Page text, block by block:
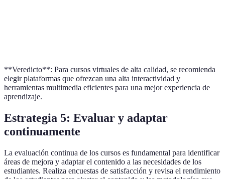
**Veredicto**: Para cursos virtuales de alta calidad, se recomienda
elegir plataformas que ofrezcan una alta interactividad y
herramientas multimedia eficientes para una mejor experiencia de
aprendizaje.
Estrategia 5: Evaluar y adaptar
continuamente
La evaluación continua de los cursos es fundamental para identificar
áreas de mejora y adaptar el contenido a las necesidades de los
estudiantes. Realiza encuestas de satisfacción y revisa el rendimiento